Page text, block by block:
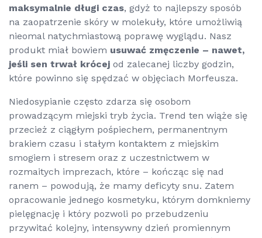
maksymalnie długi czas, gdyż to najlepszy sposób
na zaopatrzenie skóry w molekuły, które umożliwią
nieomal natychmiastową poprawę wyglądu. Nasz
produkt miał bowiem usuwać zmęczenie – nawet,
jeśli sen trwał krócej od zalecanej liczby godzin,
które powinno się spędzać w objęciach Morfeusza.
Niedosypianie często zdarza się osobom
prowadzącym miejski tryb życia. Trend ten wiąże się
przecież z ciągłym pośpiechem, permanentnym
brakiem czasu i stałym kontaktem z miejskim
smogiem i stresem oraz z uczestnictwem w
rozmaitych imprezach, które – kończąc się nad
ranem – powodują, że mamy deficyty snu. Zatem
opracowanie jednego kosmetyku, którym domkniemy
pielęgnację i który pozwoli po przebudzeniu
przywitać kolejny, intensywny dzień promiennym